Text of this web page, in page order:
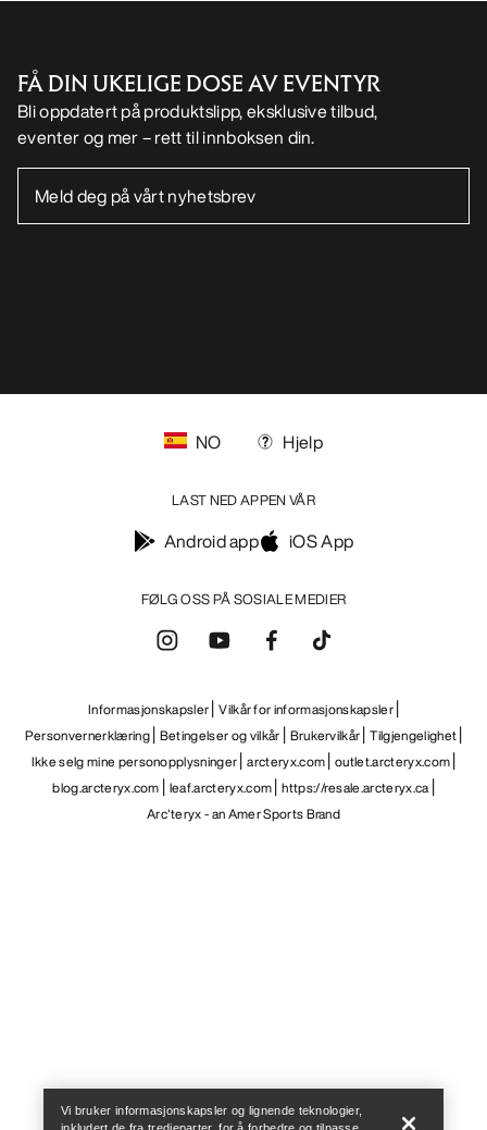
FÅ DIN UKELIGE DOSE AV EVENTYR
Bli oppdatert på produktslipp, eksklusive tilbud,
eventer og mer – rett til innboksen din.
FØLG OSS PÅ SOSIALE MEDIER
NO Hjelp
LAST NED APPEN VÅR
Android app iOS App
Informasjonskapsler Vilkår for informasjonskapsler
Personvernerklæring Betingelser og vilkår Brukervilkår Tilgjengelighet
Ikke selg mine personopplysninger arcteryx.com outlet.arcteryx.com
blog.arcteryx.com leaf.arcteryx.com https://resale.arcteryx.ca
Arc'teryx - an Amer Sports Brand
Vi bruker informasjonskapsler og lignende teknologier,